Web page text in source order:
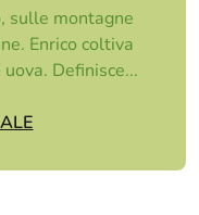
sulle montagne
Enrico coltiva
Definisce...